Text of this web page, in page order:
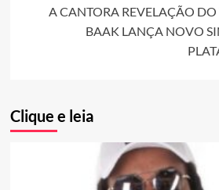
A CANTORA REVELAÇÃO
BAAK LANÇA NOVO
Clique e leia